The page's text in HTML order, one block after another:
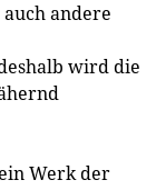
andere
wird die
Werk der